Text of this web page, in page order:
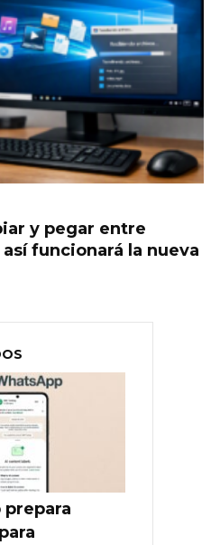
y pegar entre
funcionará la nueva